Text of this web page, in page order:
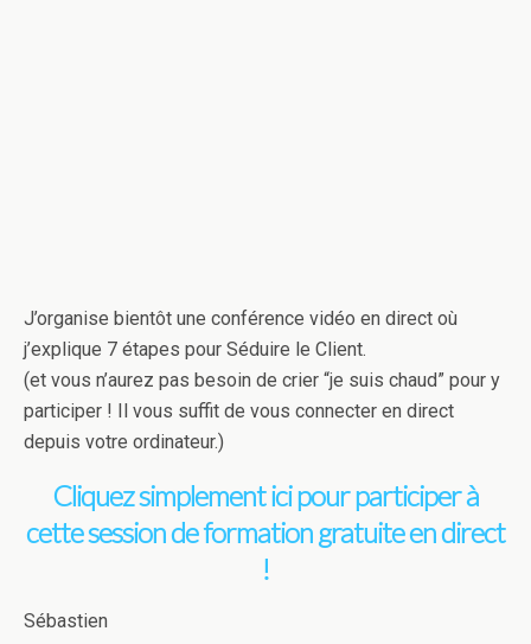
J’organise bientôt une conférence vidéo en direct où
j’explique 7 étapes pour Séduire le Client.
(et vous n’aurez pas besoin de crier “je suis chaud” pour y
participer ! Il vous suffit de vous connecter en direct
depuis votre ordinateur.)
Cliquez simplement ici pour participer à
cette session de formation gratuite en direct
!
Sébastien